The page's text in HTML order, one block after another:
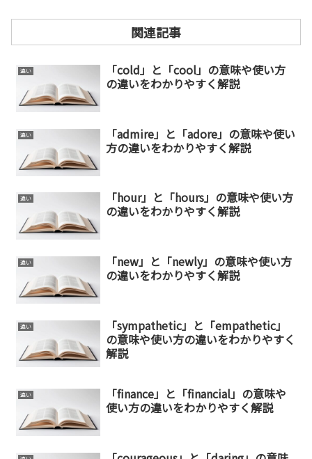
関連記事
違い
「cold」と「cool」の意味や使い方
の違いをわかりやすく解説
違い
「admire」と「adore」の意味や使い
方の違いをわかりやすく解説
違い
「hour」と「hours」の意味や使い方
の違いをわかりやすく解説
違い
「new」と「newly」の意味や使い方
の違いをわかりやすく解説
違い
「sympathetic」と「empathetic」
の意味や使い方の違いをわかりやすく
解説
違い
「finance」と「financial」の意味や
使い方の違いをわかりやすく解説